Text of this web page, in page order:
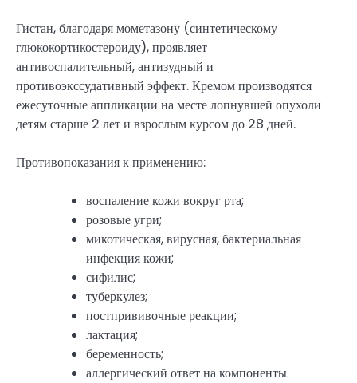
Гистан, благодаря мометазону (синтетическому
глюкокортикостероиду), проявляет
антивоспалительный, антизудный и
противоэкссудативный эффект. Кремом производятся
ежесуточные аппликации на месте лопнувшей опухоли
детям старше 2 лет и взрослым курсом до 28 дней.
Противопоказания к применению:
воспаление кожи вокруг рта;
розовые угри;
микотическая, вирусная, бактериальная
инфекция кожи;
сифилис;
туберкулез;
постпрививочные реакции;
лактация;
беременность;
аллергический ответ на компоненты.